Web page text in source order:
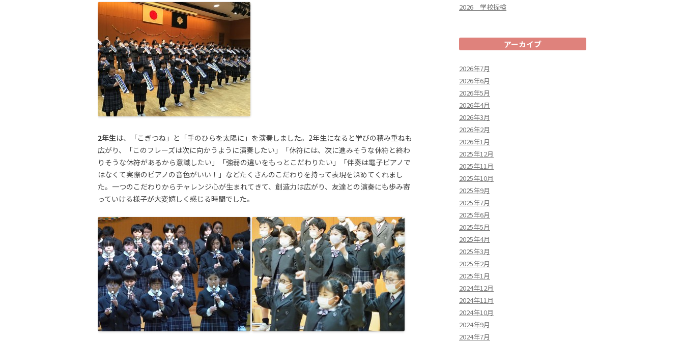
2年生は、「こぎつね」と「手のひらを太陽に」を演奏しました。2年生になると学びの積み重ねも
広がり、「このフレーズは次に向かうように演奏したい」「休符には、次に進みそうな休符と終わ
りそうな休符があるから意識したい」「強弱の違いをもっとこだわりたい」「伴奏は電子ピアノで
はなくて実際のピアノの音色がいい！」などたくさんのこだわりを持って表現を深めてくれまし
た。一つのこだわりからチャレンジ心が生まれてきて、創造力は広がり、友達との演奏にも歩み寄
っていける様子が大変嬉しく感じる時間でした。
2026 学校探検
アーカイブ
2026年7月
2026年6月
2026年5月
2026年4月
2026年3月
2026年2月
2026年1月
2025年12月
2025年11月
2025年10月
2025年9月
2025年7月
2025年6月
2025年5月
2025年4月
2025年3月
2025年2月
2025年1月
2024年12月
2024年11月
2024年10月
2024年9月
2024年7月